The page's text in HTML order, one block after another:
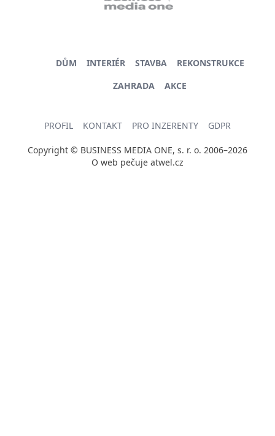
DŮM INTERIÉR STAVBA
REKONSTRUKCE
ZAHRADA
AKCE
PROFIL KONTAKT PRO INZERENTY GDPR
Copyright © BUSINESS MEDIA ONE, s. r. o. 2006–2026